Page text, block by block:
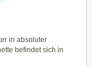
in absoluter
befindet sich in